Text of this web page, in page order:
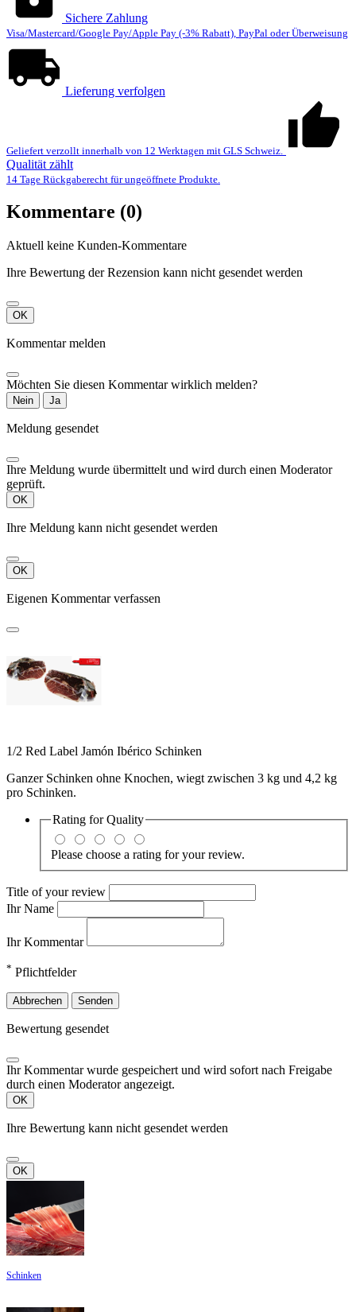
Sichere Zahlung
Visa/Mastercard/Google Pay/Apple Pay (-3% Rabatt), PayPal oder Überweisung
Lieferung verfolgen
Geliefert verzollt innerhalb von 12 Werktagen mit GLS Schweiz.
Qualität zählt
14 Tage Rückgaberecht für ungeöffnete Produkte.
Kommentare (0)
Aktuell keine Kunden-Kommentare
Ihre Bewertung der Rezension kann nicht gesendet werden
OK
Kommentar melden
Möchten Sie diesen Kommentar wirklich melden?
Nein Ja
Meldung gesendet
Ihre Meldung wurde übermittelt und wird durch einen Moderator
geprüft.
OK
Ihre Meldung kann nicht gesendet werden
OK
Eigenen Kommentar verfassen
1/2 Red Label Jamón Ibérico Schinken
Ganzer Schinken ohne Knochen, wiegt zwischen 3 kg und 4,2 kg
pro Schinken.
Rating forQuality
Please choose a rating for your review.
Title of your review
Ihr Name
Ihr Kommentar
* Pflichtfelder
Abbrechen Senden
Bewertung gesendet
Ihr Kommentar wurde gespeichert und wird sofort nach Freigabe
durch einen Moderator angezeigt.
OK
Ihre Bewertung kann nicht gesendet werden
OK
Schinken